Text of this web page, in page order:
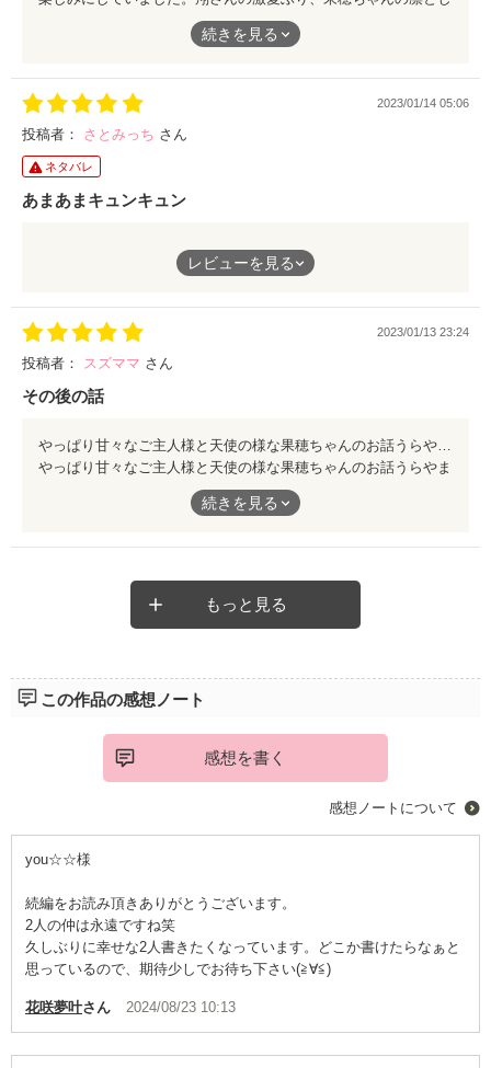
また、続編読みたいです。永遠に読んでいられます。
続きを見る
2023/01/14 05:06
投稿者： さとみっち さん
ネタバレ
あまあまキュンキュン
続編楽しく読ませて貰いました。翔の変わらぬ溺愛は読んでて幸
せな気持ちになります。お薦めです。
レビューを見る
2023/01/13 23:24
投稿者： スズママ さん
その後の話
やっぱり甘々なご主人様と天使の様な果穂ちゃんのお話うらやましく読んでました。
やっぱり甘々なご主人様と天使の様な果穂ちゃんのお話うらやま
続きを見る
もっと見る
この作品の感想ノート
感想を書く
感想ノートについて
you☆☆様
続編をお読み頂きありがとうございます。
2人の仲は永遠ですね笑
久しぶりに幸せな2人書きたくなっています。どこか書けたらなぁと
思っているので、期待少しでお待ち下さい(≧∀≦)
花咲夢叶さん 2024/08/23 10:13